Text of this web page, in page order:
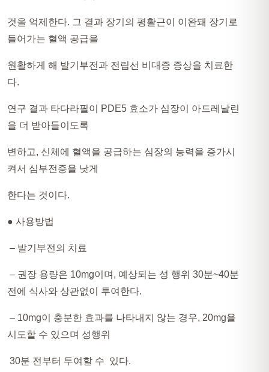
것을 억제한다. 그 결과 장기의 평활근이 이완돼 장기로
들어가는 혈액 공급을
원활하게 해 발기부전과 전립선 비대증 증상을 치료한
다.
연구 결과 타다라필이 PDE5 효소가 심장이 아드레날린
을 더 받아들이도록
변하고, 신체에 혈액을 공급하는 심장의 능력을 증가시
켜서 심부전증을 낫게
한다는 것이다.
● 사용방법
– 발기부전의 치료
– 권장 용량은 10mg이며, 예상되는 성 행위 30분~40분
전에 식사와 상관없이 투여한다.
– 10mg이 충분한 효과를 나타내지 않는 경우, 20mg을
시도할 수 있으며 성행위
30분 전부터 투여할 수 있다.